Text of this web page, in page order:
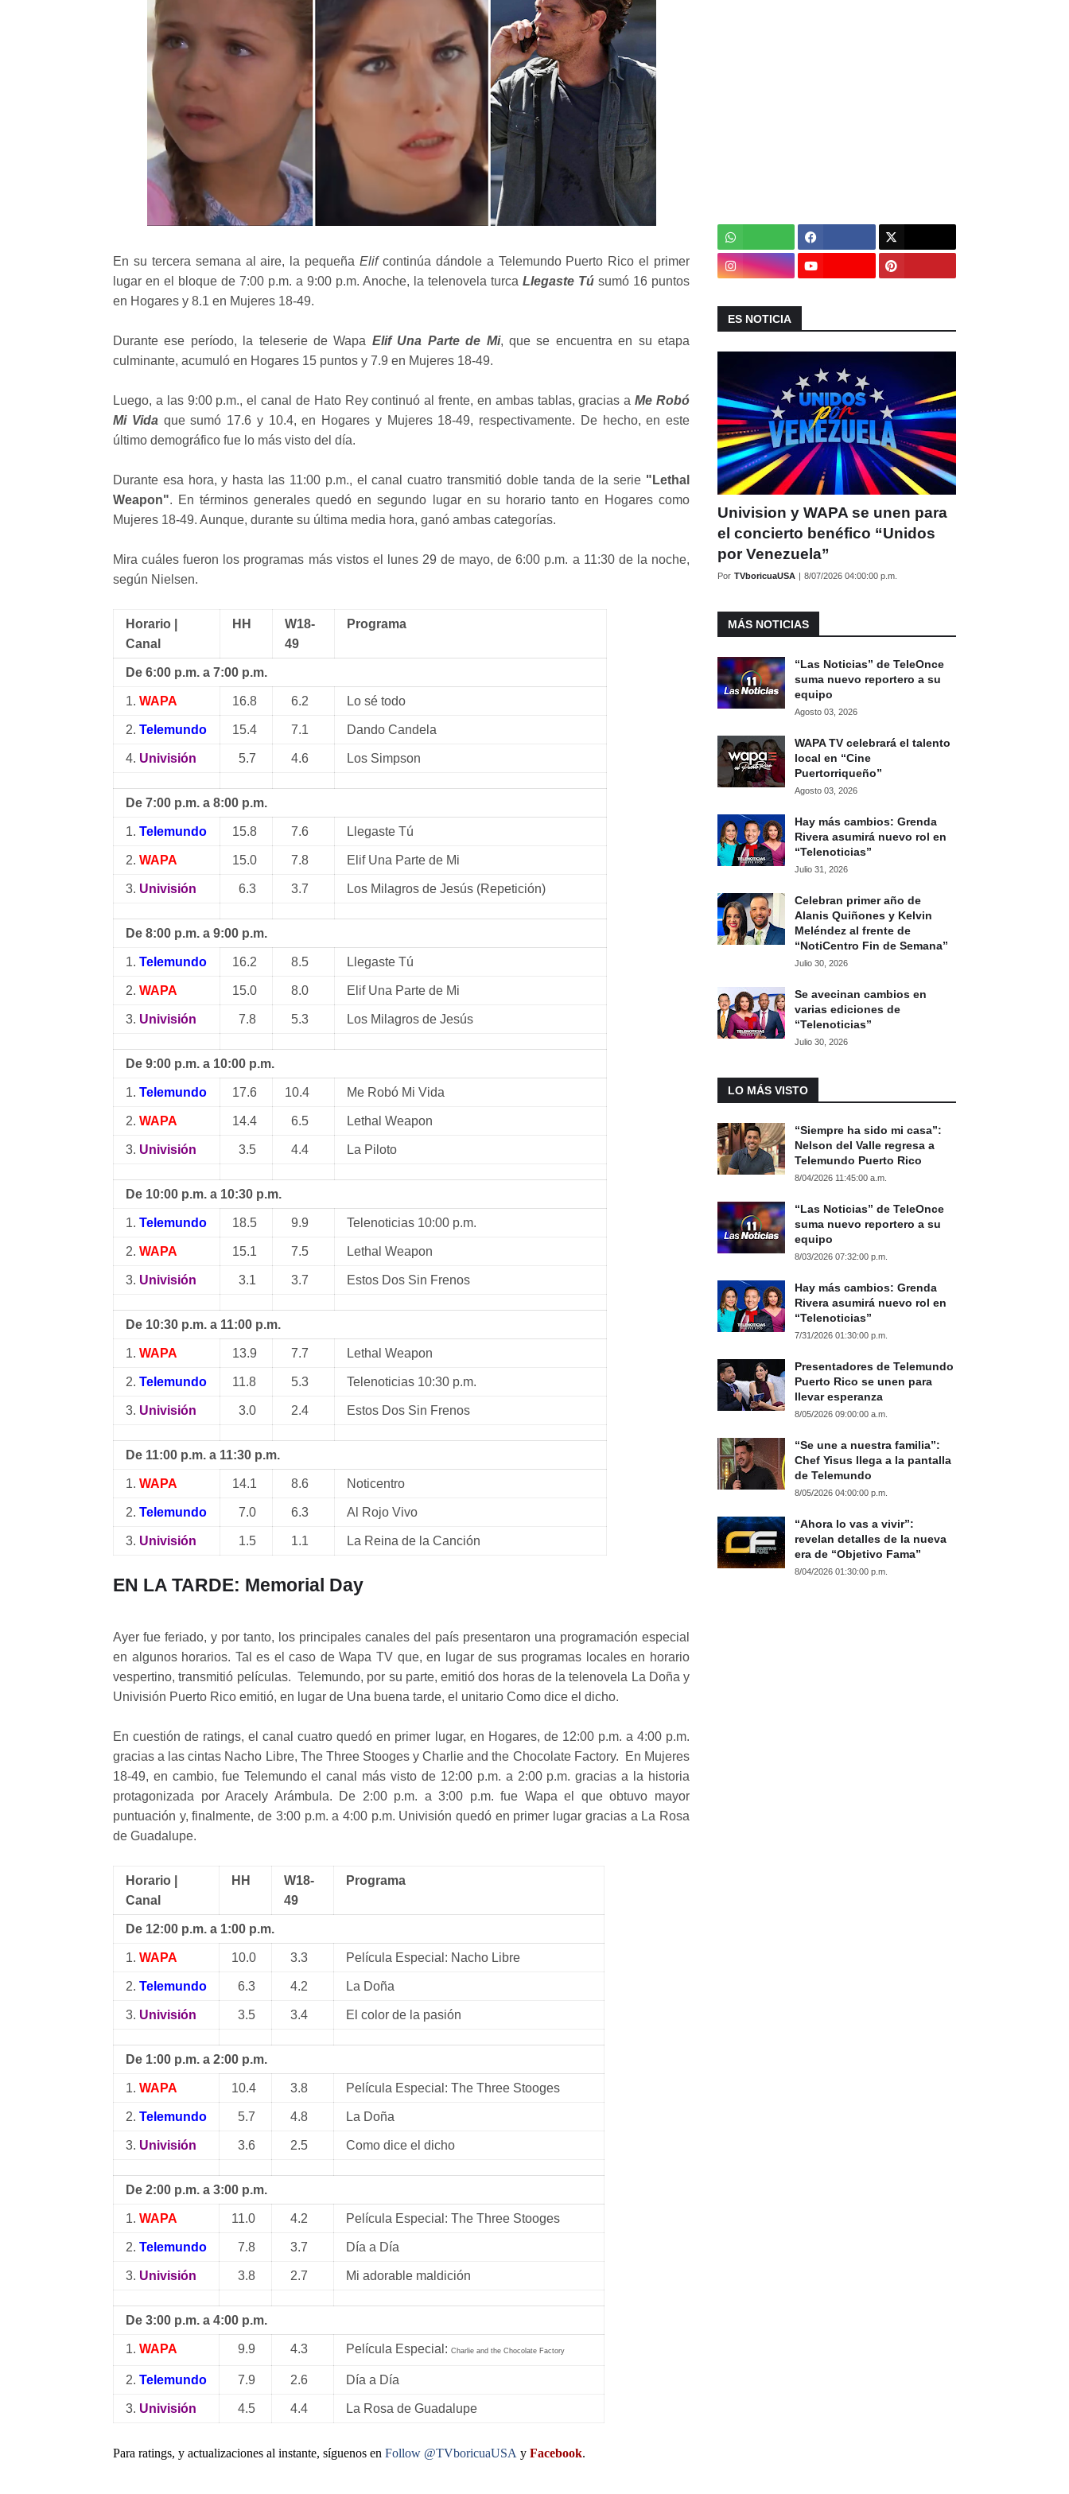
En su tercera semana al aire, la pequeña Elifcontinúa dándole a Telemundo Puerto Rico el primer
lugar en el bloque de 7:00 p.m. a 9:00 p.m. Anoche, la telenovela turca Llegaste Tú sumó 16 puntos
en Hogares y 8.1 en Mujeres 18-49.
Durante ese período, la teleserie de Wapa Elif Una Parte de Mi, que se encuentra en su etapa
culminante, acumuló en Hogares 15 puntos y 7.9 en Mujeres 18-49.
Luego, a las 9:00 p.m., el canal de Hato Rey continuó al frente, en ambas tablas, gracias aMe Robó
Mi Vidaque sumó 17.6 y 10.4, en Hogares y Mujeres 18-49, respectivamente. De hecho, en este
último demográfico fue lo más visto del día.
Durante esa hora, y hasta las 11:00 p.m., el canal cuatro transmitió doble tanda de la serie "Lethal
Weapon". En términos generales quedó en segundo lugar en su horario tanto en Hogares como
Mujeres 18-49. Aunque, durante su última media hora, ganó ambas categorías.
Mira cuáles fueron los programas más vistos el lunes 29 de mayo, de 6:00 p.m. a 11:30 de la noche,
según Nielsen.
Horario |
Canal
HH
W18-
49
Programa
De 6:00 p.m. a 7:00 p.m.
1. WAPA 16.8 6.2 Lo sé todo
2. Telemundo 15.4 7.1 Dando Candela
4. Univisión 5.7 4.6 Los Simpson
De 7:00 p.m. a 8:00 p.m.
1. Telemundo 15.8 7.6 Llegaste Tú
2. WAPA 15.0 7.8 Elif Una Parte de Mi
3. Univisión 6.3 3.7 Los Milagros de Jesús (Repetición)
De 8:00 p.m. a 9:00 p.m.
1. Telemundo 16.2 8.5 Llegaste Tú
2. WAPA 15.0 8.0 Elif Una Parte de Mi
3. Univisión 7.8 5.3 Los Milagros de Jesús
De 9:00 p.m. a 10:00 p.m.
1. Telemundo 17.6 10.4 Me Robó Mi Vida
2. WAPA 14.4 6.5 Lethal Weapon
3. Univisión 3.5 4.4 La Piloto
De 10:00 p.m. a 10:30 p.m.
1. Telemundo 18.5 9.9 Telenoticias 10:00 p.m.
2. WAPA 15.1 7.5 Lethal Weapon
3. Univisión 3.1 3.7 Estos Dos Sin Frenos
De 10:30 p.m. a 11:00 p.m.
1. WAPA 13.9 7.7 Lethal Weapon
2. Telemundo 11.8 5.3 Telenoticias 10:30 p.m.
3. Univisión 3.0 2.4 Estos Dos Sin Frenos
De 11:00 p.m. a 11:30 p.m.
1. WAPA 14.1 8.6 Noticentro
2. Telemundo 7.0 6.3 Al Rojo Vivo
3. Univisión 1.5 1.1 La Reina de la Canción
EN LA TARDE: Memorial Day
Ayer fue feriado, y por tanto, los principales canales del país presentaron una programación especial
en algunos horarios. Tal es el caso de Wapa TV que, en lugar de sus programas locales en horario
vespertino, transmitió películas. Telemundo, por su parte, emitió dos horas de la telenovela La Doña y
Univisión Puerto Rico emitió, en lugar de Una buena tarde, el unitario Como dice el dicho.
En cuestión de ratings, el canal cuatro quedó en primer lugar, en Hogares, de 12:00 p.m. a 4:00 p.m.
gracias a las cintas Nacho Libre, The Three Stooges y Charlie and the Chocolate Factory. En Mujeres
18-49, en cambio, fue Telemundo el canal más visto de 12:00 p.m. a 2:00 p.m. gracias a la historia
protagonizada por Aracely Arámbula. De 2:00 p.m. a 3:00 p.m. fue Wapa el que obtuvo mayor
puntuación y, finalmente, de 3:00 p.m. a 4:00 p.m. Univisión quedó en primer lugar gracias a La Rosa
de Guadalupe.
Horario |
Canal
HH
W18-
49
Programa
De 12:00 p.m. a 1:00 p.m.
1. WAPA 10.0 3.3 Película Especial: Nacho Libre
2. Telemundo 6.3 4.2 La Doña
3. Univisión 3.5 3.4 El color de la pasión
De 1:00 p.m. a 2:00 p.m.
1. WAPA 10.4 3.8 Película Especial: The Three Stooges
2. Telemundo 5.7 4.8 La Doña
3. Univisión 3.6 2.5 Como dice el dicho
De 2:00 p.m. a 3:00 p.m.
1. WAPA 11.0 4.2 Película Especial: The Three Stooges
2. Telemundo 7.8 3.7 Día a Día
3. Univisión 3.8 2.7 Mi adorable maldición
De 3:00 p.m. a 4:00 p.m.
1. WAPA 9.9 4.3 Película Especial: Charlie and the Chocolate Factory
2. Telemundo 7.9 2.6 Día a Día
3. Univisión 4.5 4.4 La Rosa de Guadalupe
Para ratings, y actualizaciones al instante, síguenos en Follow @TVboricuaUSA y Facebook.
ES NOTICIA
Univision y WAPA se unen para
el concierto benéfico “Unidos
por Venezuela”
Por TVboricuaUSA | 8/07/2026 04:00:00 p.m.
MÁS NOTICIAS
“Las Noticias” de TeleOnce
suma nuevo reportero a su
equipo
Agosto 03, 2026
WAPA TV celebrará el talento
local en “Cine
Puertorriqueño”
Agosto 03, 2026
Hay más cambios: Grenda
Rivera asumirá nuevo rol en
“Telenoticias”
Julio 31, 2026
Celebran primer año de
Alanis Quiñones y Kelvin
Meléndez al frente de
“NotiCentro Fin de Semana”
Julio 30, 2026
Se avecinan cambios en
varias ediciones de
“Telenoticias”
Julio 30, 2026
LO MÁS VISTO
“Siempre ha sido mi casa”:
Nelson del Valle regresa a
Telemundo Puerto Rico
8/04/2026 11:45:00 a.m.
“Las Noticias” de TeleOnce
suma nuevo reportero a su
equipo
8/03/2026 07:32:00 p.m.
Hay más cambios: Grenda
Rivera asumirá nuevo rol en
“Telenoticias”
7/31/2026 01:30:00 p.m.
Presentadores de Telemundo
Puerto Rico se unen para
llevar esperanza
8/05/2026 09:00:00 a.m.
“Se une a nuestra familia”:
Chef Yisus llega a la pantalla
de Telemundo
8/05/2026 04:00:00 p.m.
“Ahora lo vas a vivir”:
revelan detalles de la nueva
era de “Objetivo Fama”
8/04/2026 01:30:00 p.m.